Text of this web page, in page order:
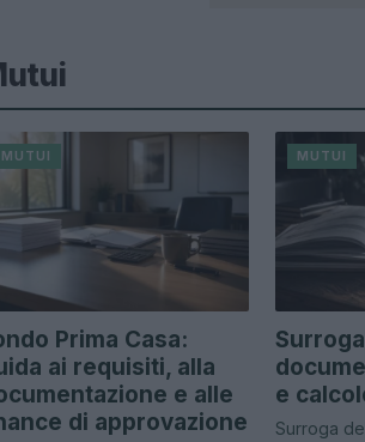
MUTUI
Prima Casa:
ai requisiti, alla
e alle
di approvazione
MUTUI
e
Surroga